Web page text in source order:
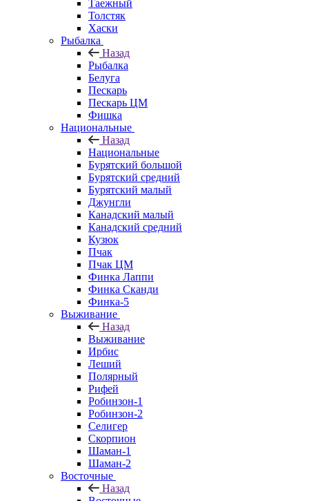
Таежный
Толстяк
Хаски
Рыбалка
Назад
Рыбалка
Белуга
Пескарь
Пескарь ЦМ
Фишка
Национальные
Назад
Национальные
Бурятский большой
Бурятский средний
Бурятский малый
Джунгли
Канадский малый
Канадский средний
Кузюк
Пчак
Пчак ЦМ
Финка Лаппи
Финка Сканди
Финка-5
Выживание
Назад
Выживание
Ирбис
Леший
Полярный
Рифей
Робинзон-1
Робинзон-2
Селигер
Скорпион
Шаман-1
Шаман-2
Восточные
Назад